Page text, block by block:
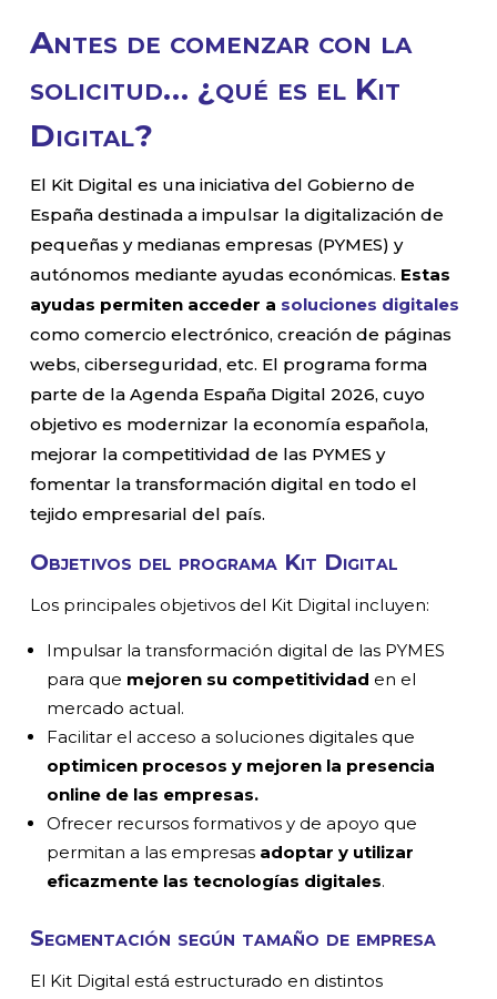
Antes de comenzar con la
solicitud… ¿qué es el Kit
Digital?
El Kit Digital es una iniciativa del Gobierno de
España destinada a impulsar la digitalización de
pequeñas y medianas empresas (PYMES) y
autónomos mediante ayudas económicas. Estas
ayudas permiten acceder a soluciones digitales
como comercio electrónico, creación de páginas
webs, ciberseguridad, etc. El programa forma
parte de la Agenda España Digital 2026, cuyo
objetivo es modernizar la economía española,
mejorar la competitividad de las PYMES y
fomentar la transformación digital en todo el
tejido empresarial del país.
Objetivos del programa Kit Digital
Los principales objetivos del Kit Digital incluyen:
Impulsar la transformación digital de las PYMES
para que mejoren su competitividad en el
mercado actual.
Facilitar el acceso a soluciones digitales que
optimicen procesos y mejoren la presencia
online de las empresas.
Ofrecer recursos formativos y de apoyo que
permitan a las empresas adoptar y utilizar
eficazmente las tecnologías digitales.
Segmentación según tamaño de empresa
El Kit Digital está estructurado en distintos